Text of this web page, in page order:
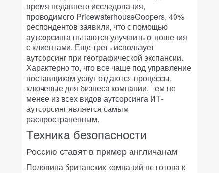
время недавнего исследования,
проводимого PricewaterhouseCoopers, 40%
респондентов заявили, что с помощью
аутсорсинга пытаются улучшить отношения
с клиентами. Еще треть использует
аутсорсинг при географической экспансии.
Характерно то, что все чаще под управление
поставщикам услуг отдаются процессы,
ключевые для бизнеса компании. Тем не
менее из всех видов аутсорсинга ИТ-
аутсорсинг является самым
распространенным.
Техника безопасности
Россию ставят в пример англичанам
Половина британских компаний не готова к